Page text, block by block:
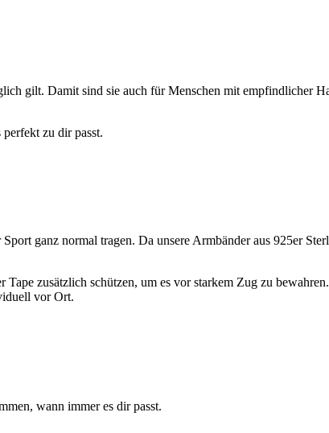
gilt. Damit sind sie auch für Menschen mit empfindlicher
zu dir passt.
ganz normal tragen. Da unsere Armbänder aus 925er
zusätzlich schützen, um es vor starkem Zug zu bewahren.
vor Ort.
wann immer es dir passt.